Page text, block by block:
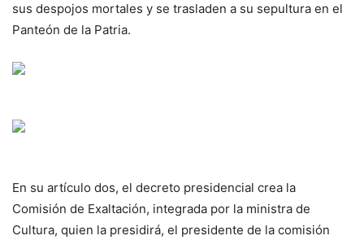
sus despojos mortales y se trasladen a su sepultura en el
Panteón de la Patria.
En su artículo dos, el decreto presidencial crea la
Comisión de Exaltación, integrada por la ministra de
Cultura, quien la presidirá, el presidente de la comisión